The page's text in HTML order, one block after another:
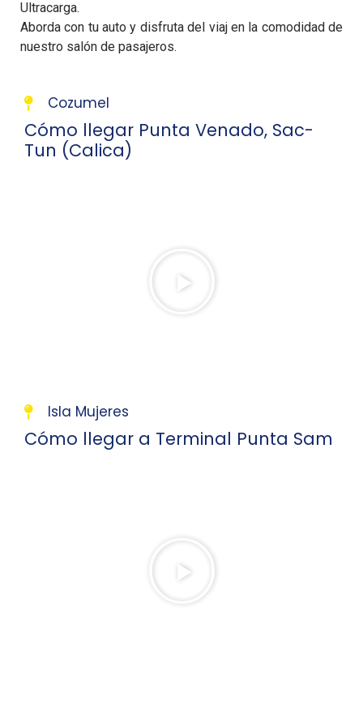
Ultracarga.
Aborda con tu auto y disfruta del viaj en la comodidad de
nuestro salón de pasajeros.
Cozumel
Cómo llegar Punta Venado, Sac-
Tun (Calica)
Isla Mujeres
Cómo llegar a Terminal Punta Sam